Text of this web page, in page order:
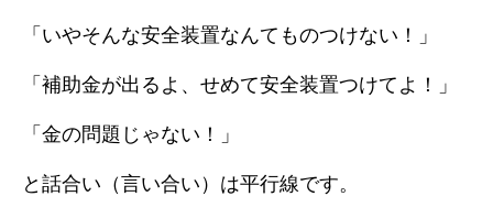
「いやそんな安全装置なんてものつけない！」
「補助金が出るよ、せめて安全装置つけてよ！」
「金の問題じゃない！」
と話合い（言い合い）は平行線です。